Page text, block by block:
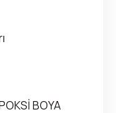
BOYA